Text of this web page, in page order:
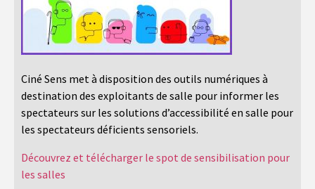
Ciné Sens met à disposition des outils numériques à
destination des exploitants de salle pour informer les
spectateurs sur les solutions d’accessibilité en salle pour
les spectateurs déficients sensoriels.
Découvrez et télécharger le spot de sensibilisation pour
les salles